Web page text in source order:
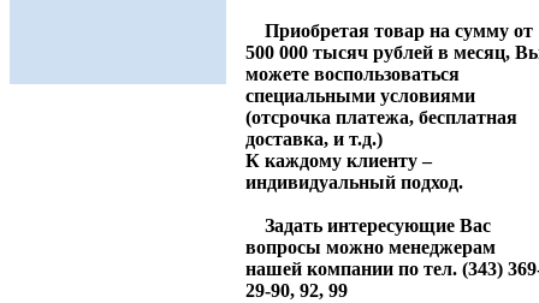
Приобретая товар на сумму от
500 000 тысяч рублей в месяц,
можете воспользоваться
специальными условиями
(отсрочка платежа, бесплатная
доставка, и т.д.)
К каждому клиенту –
индивидуальный подход.
Задать интересующие Вас
вопросы можно менеджерам
нашей компании по тел. (343)
29-90, 92, 99